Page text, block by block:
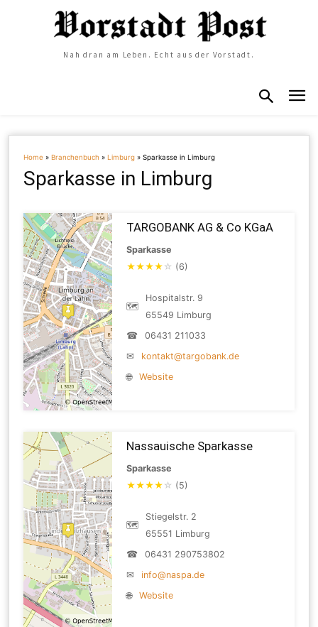
Nah dran am Leben. Echt aus der Vorstadt.
Home »Branchenbuch »Limburg »Sparkasse in Limburg
Sparkasse in Limburg
TARGOBANK AG & Co KGaA
Sparkasse
★★★★ ☆ (6)
🗺
Hospitalstr. 9
65549 Limburg
☎
06431 211033
✉
kontakt@targobank.de
🌐
Website
Nassauische Sparkasse
Sparkasse
★★★★ ☆ (5)
🗺
Stiegelstr. 2
65551 Limburg
☎
06431 290753802
✉
info@naspa.de
🌐
Website